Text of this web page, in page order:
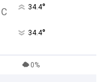
C 34.4°
34.4°
0%